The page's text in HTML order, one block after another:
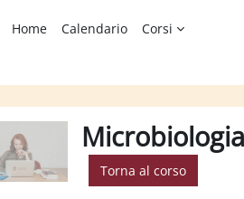
Home
Calendario Corsi
Torna al corso